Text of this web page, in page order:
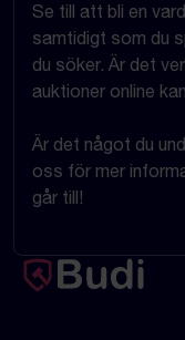
Se till att bli en
samtidigt som du
du söker. Är det
auktioner online
Är det något du
oss för mer
går till!